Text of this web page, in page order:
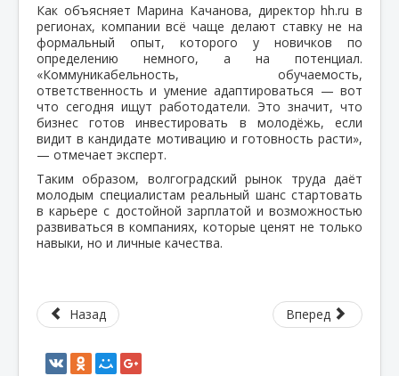
Как объясняет Марина Качанова, директор hh.ru в
регионах, компании всё чаще делают ставку не на
формальный опыт, которого у новичков по
определению немного, а на потенциал.
«Коммуникабельность, обучаемость,
ответственность и умение адаптироваться — вот
что сегодня ищут работодатели. Это значит, что
бизнес готов инвестировать в молодёжь, если
видит в кандидате мотивацию и готовность расти»,
— отмечает эксперт.
Таким образом, волгоградский рынок труда даёт
молодым специалистам реальный шанс стартовать
в карьере с достойной зарплатой и возможностью
развиваться в компаниях, которые ценят не только
навыки, но и личные качества.
Назад Вперед